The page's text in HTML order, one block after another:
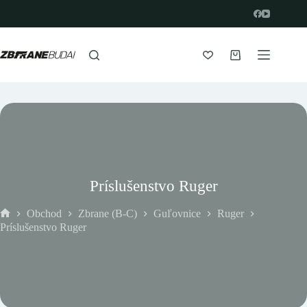
obsah
Nákupný
Príslušenstvo Ruger
Domov
Obchod Zbrane (B-C) Guľovnice
Ruger
Príslušenstvo Ruger